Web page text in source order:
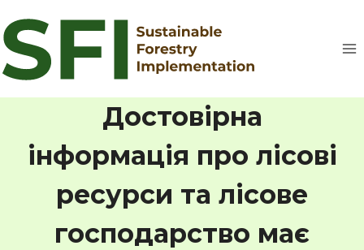
до
вмісту
Достовірна
інформація про лісові
ресурси та лісове
господарство має